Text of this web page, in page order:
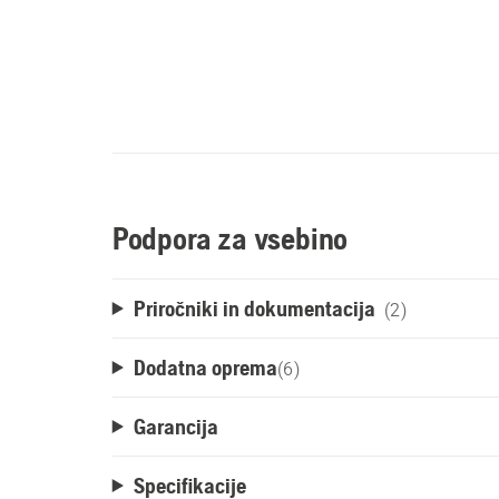
Podpora za vsebino
Priročniki in dokumentacija (2)
Dodatna oprema(6)
Garancija
Specifikacije